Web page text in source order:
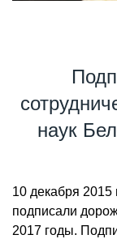
наук
10 декабря 2015
подписали
2017 годы.